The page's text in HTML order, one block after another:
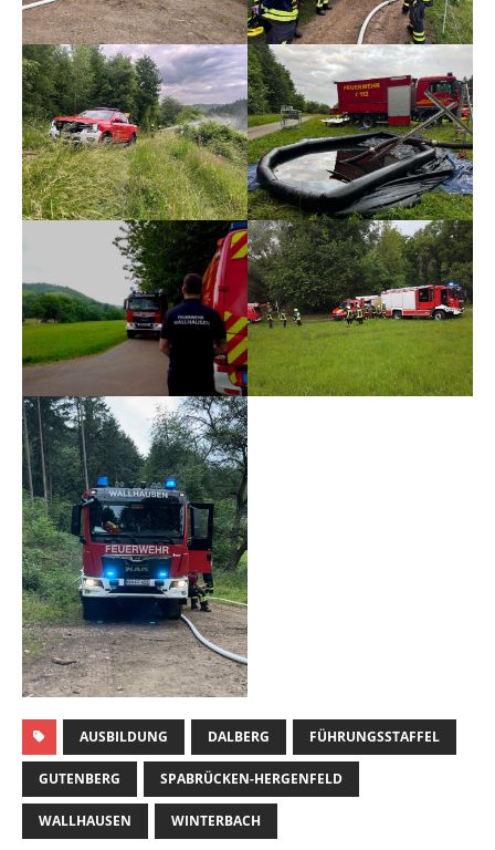
AUSBILDUNG DALBERG FÜHRUNGSSTAFFEL
GUTENBERG SPABRÜCKEN-HERGENFELD
WALLHAUSEN WINTERBACH